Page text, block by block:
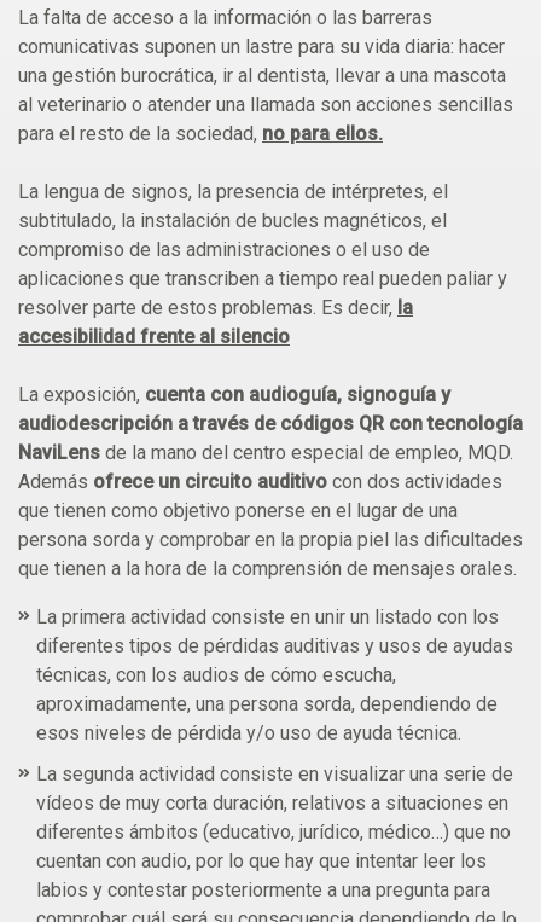
La falta de acceso a la información o las barreras
comunicativas suponen un lastre para su vida diaria: hacer
una gestión burocrática, ir al dentista, llevar a una mascota
al veterinario o atender una llamada son acciones sencillas
para el resto de la sociedad, no para ellos.
La lengua de signos, la presencia de intérpretes, el
subtitulado, la instalación de bucles magnéticos, el
compromiso de las administraciones o el uso de
aplicaciones que transcriben a tiempo real pueden paliar y
resolver parte de estos problemas. Es decir, la
accesibilidad frente al silencio
La exposición, cuenta con audioguía, signoguía y
audiodescripción a través de códigos QR con tecnología
NaviLens de la mano del centro especial de empleo, MQD.
Además ofrece un circuito auditivo con dos actividades
que tienen como objetivo ponerse en el lugar de una
persona sorda y comprobar en la propia piel las dificultades
que tienen a la hora de la comprensión de mensajes orales.
La primera actividad consiste en unir un listado con los
diferentes tipos de pérdidas auditivas y usos de ayudas
técnicas, con los audios de cómo escucha,
aproximadamente, una persona sorda, dependiendo de
esos niveles de pérdida y/o uso de ayuda técnica.
La segunda actividad consiste en visualizar una serie de
vídeos de muy corta duración, relativos a situaciones en
diferentes ámbitos (educativo, jurídico, médico…) que no
cuentan con audio, por lo que hay que intentar leer los
labios y contestar posteriormente a una pregunta para